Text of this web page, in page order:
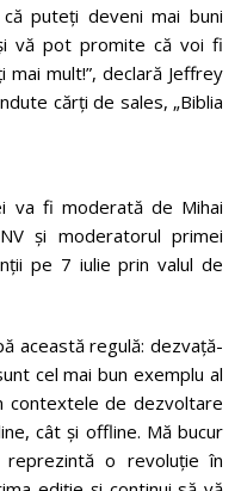
puteți deveni mai buni
vă pot promite că voi fi
mult!”, declară Jeffrey
cărți de sales, „Biblia
va fi moderată de Mihai
și moderatorul primei
pe 7 iulie prin valul de
această regulă: dezvață-
cel mai bun exemplu al
contextele de dezvoltare
cât și offline. Mă bucur
o revoluție în